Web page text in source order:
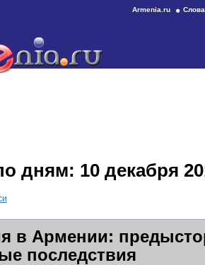
Armenia.ru
дням: 10 декабря
в Армении:
последствия